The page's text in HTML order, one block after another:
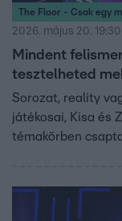
The Floor - Csak egy
2026. május 20. 19:30
Mindent
tesztelheted
Sorozat, reality
játékosai, Kisa és
témakörben